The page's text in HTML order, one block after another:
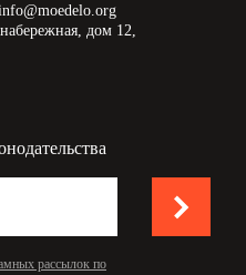
дом 12,
рассылок по